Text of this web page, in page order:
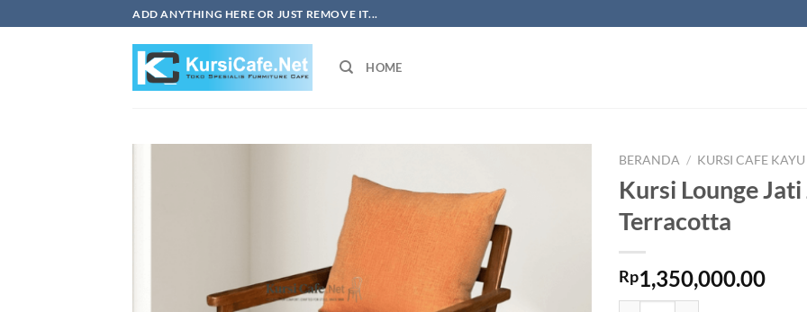
to
ADD ANYTHING HERE OR JUST REMOVE IT...
HOME
BERANDA / KURSI CAFE KAYU
Kursi Lounge
Terracotta
Rp1,350,000.00